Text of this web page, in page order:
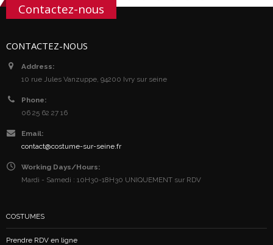
Contactez-nous
CONTACTEZ-NOUS
Address:
10 rue Jules Vanzuppe, 94200 Ivry sur seine
Phone:
06 25 62 27 16
Email:
contact@costume-sur-seine.fr
Working Days/Hours:
Mardi - Samedi : 10H30-18H30 UNIQUEMENT sur RDV
COSTUMES
Prendre RDV en ligne